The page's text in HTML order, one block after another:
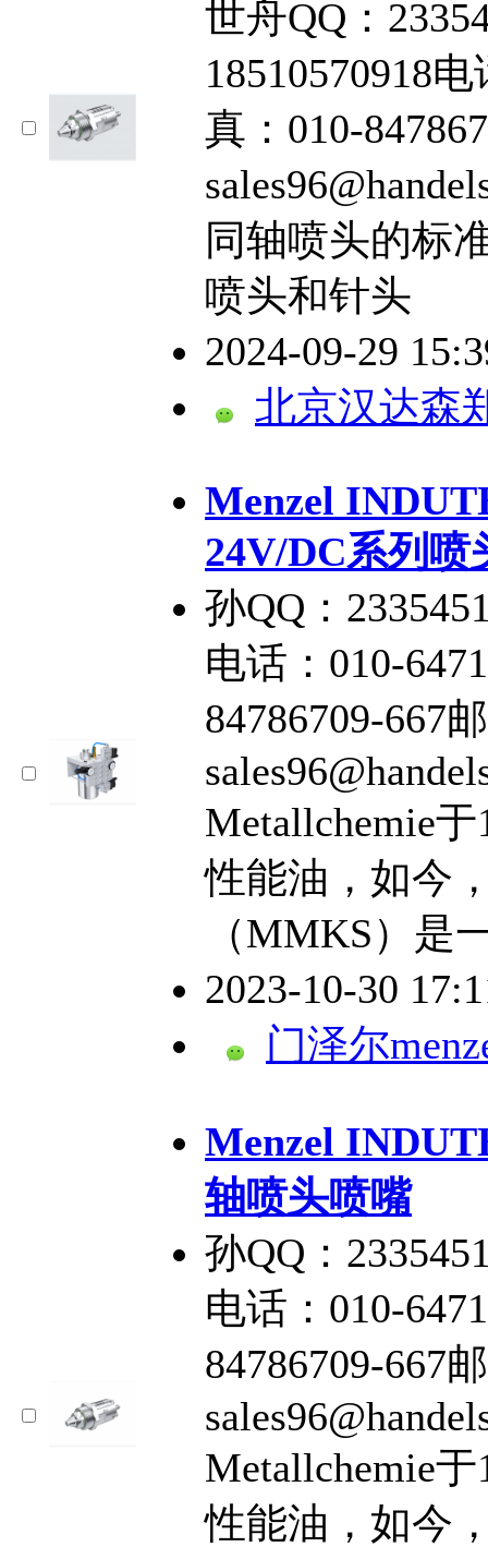
世舟QQ：
18510570918
真：010-
同轴喷头的标
喷头和针头
2024-09-29
北京汉达森
Menzel
24V/DC系列喷
孙QQ：
电话：010-
84786709-667
Metallchemie
性能油，如今
（MMKS）是
2023-10-30
门泽尔
Menzel
轴喷头喷嘴
孙QQ：
电话：010-
84786709-667
Metallchemie
性能油，如今